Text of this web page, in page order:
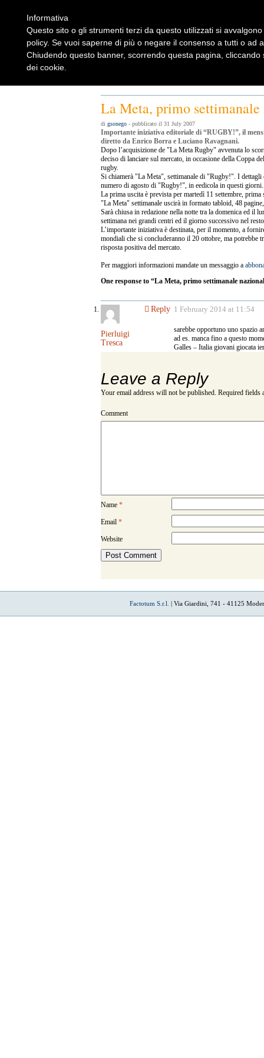
La Meta, primo
di gsonego - pubblicato il 31 July 2007
Importante iniziativa editoriale di “RUGBY!”, il
diretto da Enrico Borra e Luciano Ravagnani.
Dopo l’acquisizione de "La Meta Rugby" avvenuta lo
deciso di lanciare sul mercato, in occasione della Coppa
rugby.
Si chiamerà "La Meta", settimanale di "Rugby!". I dettagli
numero di agosto di "Rugby!", in eedicola in questi
La prima uscita è prevista per martedì 11 settembre,
"La Meta" settimanale uscirà in formato tabloid, 48
Sarà chiusa in redazione nella notte tra la domenica ed il
settimana nei grandi centri ed il giorno successivo nel
L’importante iniziativa è destinata, per il momento, a
mondiali che si concluderanno il 20 ottobre, ma potrebbe
risposta positiva del mercato.
Per maggiori informazioni mandate un messaggio a
One response to “La Meta, primo settimanale
Pierluigi
Tresca
1 February 2014 at 11:54
sarebbe opportuno uno spazio
ad es. manca fino a questo
Galles – Italia giovani giocata
Reply
Leave a Reply
Your email address will not be published. Required fields
Comment
Name *
Email *
Website
Factotum S.r.l. | Via Giardini, 741 - 41125
Informativa
Questo sito o gli strumenti terzi da questo utilizzati si
policy. Se vuoi saperne di più o negare il consenso a tutti o ad
Chiudendo questo banner, scorrendo questa pagina,
dei cookie.